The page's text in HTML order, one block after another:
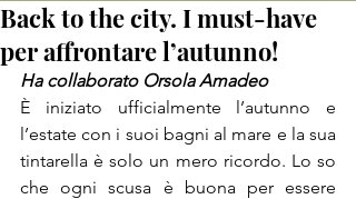
Back to the city. I must-have
per affrontare l’autunno!
Ha collaborato Orsola Amadeo
È iniziato ufficialmente l’autunno e
l’estate con i suoi bagni al mare e la sua
tintarella è solo un mero ricordo. Lo so
che ogni scusa è buona per essere